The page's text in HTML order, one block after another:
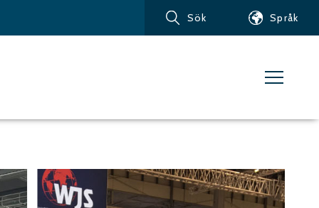
Sök Språk
Produkter
Om vattenskärning
Metaller – Aluminium
Metaller – Övriga icke-